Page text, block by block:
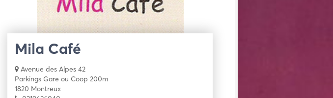
Mila Café
Avenue des Alpes 42
Parkings Gare ou Coop 200m
1820 Montreux